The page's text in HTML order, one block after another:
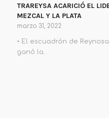
TRAREYSA ACARICIÓ EL
MEZCAL Y LA PLATA
marzo 31, 2022
• El escuadrón de
ganó la…